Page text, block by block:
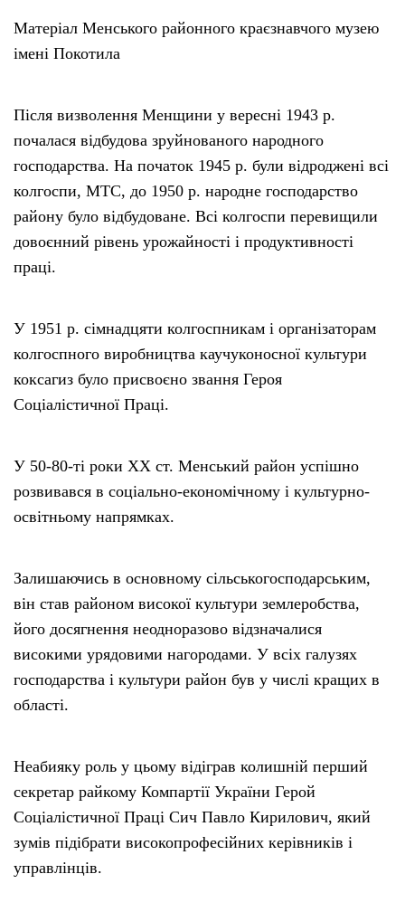
Матеріал Менського районного краєзнавчого музею
імені Покотила
Після визволення Менщини у вересні 1943 р.
почалася відбудова зруйнованого народного
господарства. На початок 1945 р. були відроджені всі
колгоспи, МТС, до 1950 р. народне господарство
району було відбудоване. Всі колгоспи перевищили
довоєнний рівень урожайності і продуктивності
праці.
У 1951 р. сімнадцяти колгоспникам і організаторам
колгоспного виробництва каучуконосної культури
коксагиз було присвоєно звання Героя
Соціалістичної Праці.
У 50-80-ті роки ХХ ст. Менський район успішно
розвивався в соціально-економічному і культурно-
освітньому напрямках.
Залишаючись в основному сільськогосподарським,
він став районом високої культури землеробства,
його досягнення неодноразово відзначалися
високими урядовими нагородами. У всіх галузях
господарства і культури район був у числі кращих в
області.
Неабияку роль у цьому відіграв колишній перший
секретар райкому Компартії України Герой
Соціалістичної Праці Сич Павло Кирилович, який
зумів підібрати високопрофесійних керівників і
управлінців.